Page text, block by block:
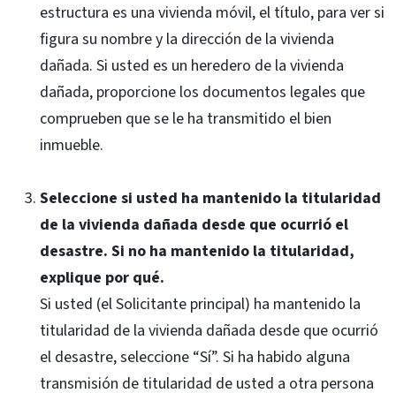
estructura es una vivienda móvil, el título, para ver si
figura su nombre y la dirección de la vivienda
dañada. Si usted es un heredero de la vivienda
dañada, proporcione los documentos legales que
comprueben que se le ha transmitido el bien
inmueble.
Seleccione si usted ha mantenido la titularidad
de la vivienda dañada desde que ocurrió el
desastre. Si no ha mantenido la titularidad,
explique por qué.
Si usted (el Solicitante principal) ha mantenido la
titularidad de la vivienda dañada desde que ocurrió
el desastre, seleccione “Sí”. Si ha habido alguna
transmisión de titularidad de usted a otra persona